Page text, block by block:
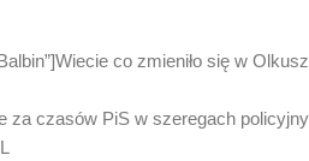
co zmieniło się w
za czasów PiS w szeregach